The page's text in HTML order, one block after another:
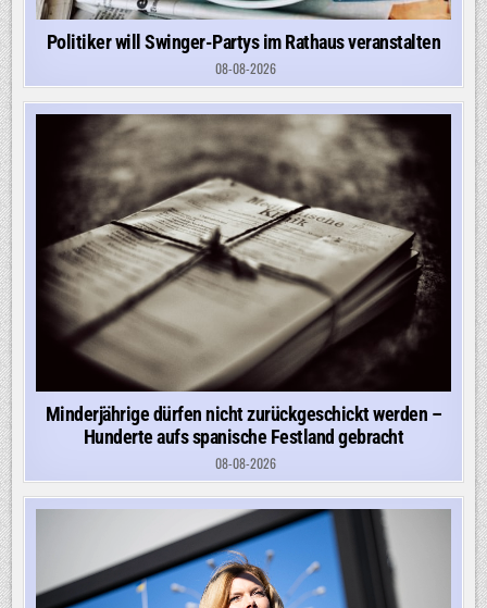
Politiker will Swinger-Partys im Rathaus veranstalten
08-08-2026
Minderjährige dürfen nicht zurückgeschickt werden –
Hunderte aufs spanische Festland gebracht
08-08-2026